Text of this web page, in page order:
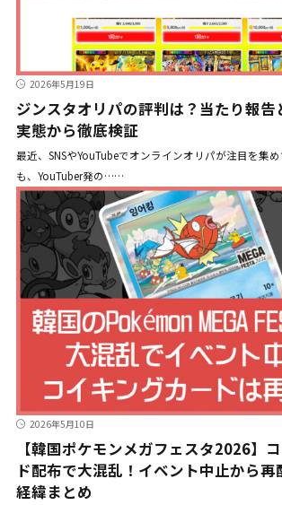
2026年5月19日
ジンスタオリパの評判は？当たり報告
実態から徹底検証
最近、SNSやYouTubeでオンラインオリパが注目を集
も、YouTuber発の……
2026年5月10日
【韓国ポケモンメガフェスタ2026】
ド配布で大混乱！イベント中止から
経緯まとめ